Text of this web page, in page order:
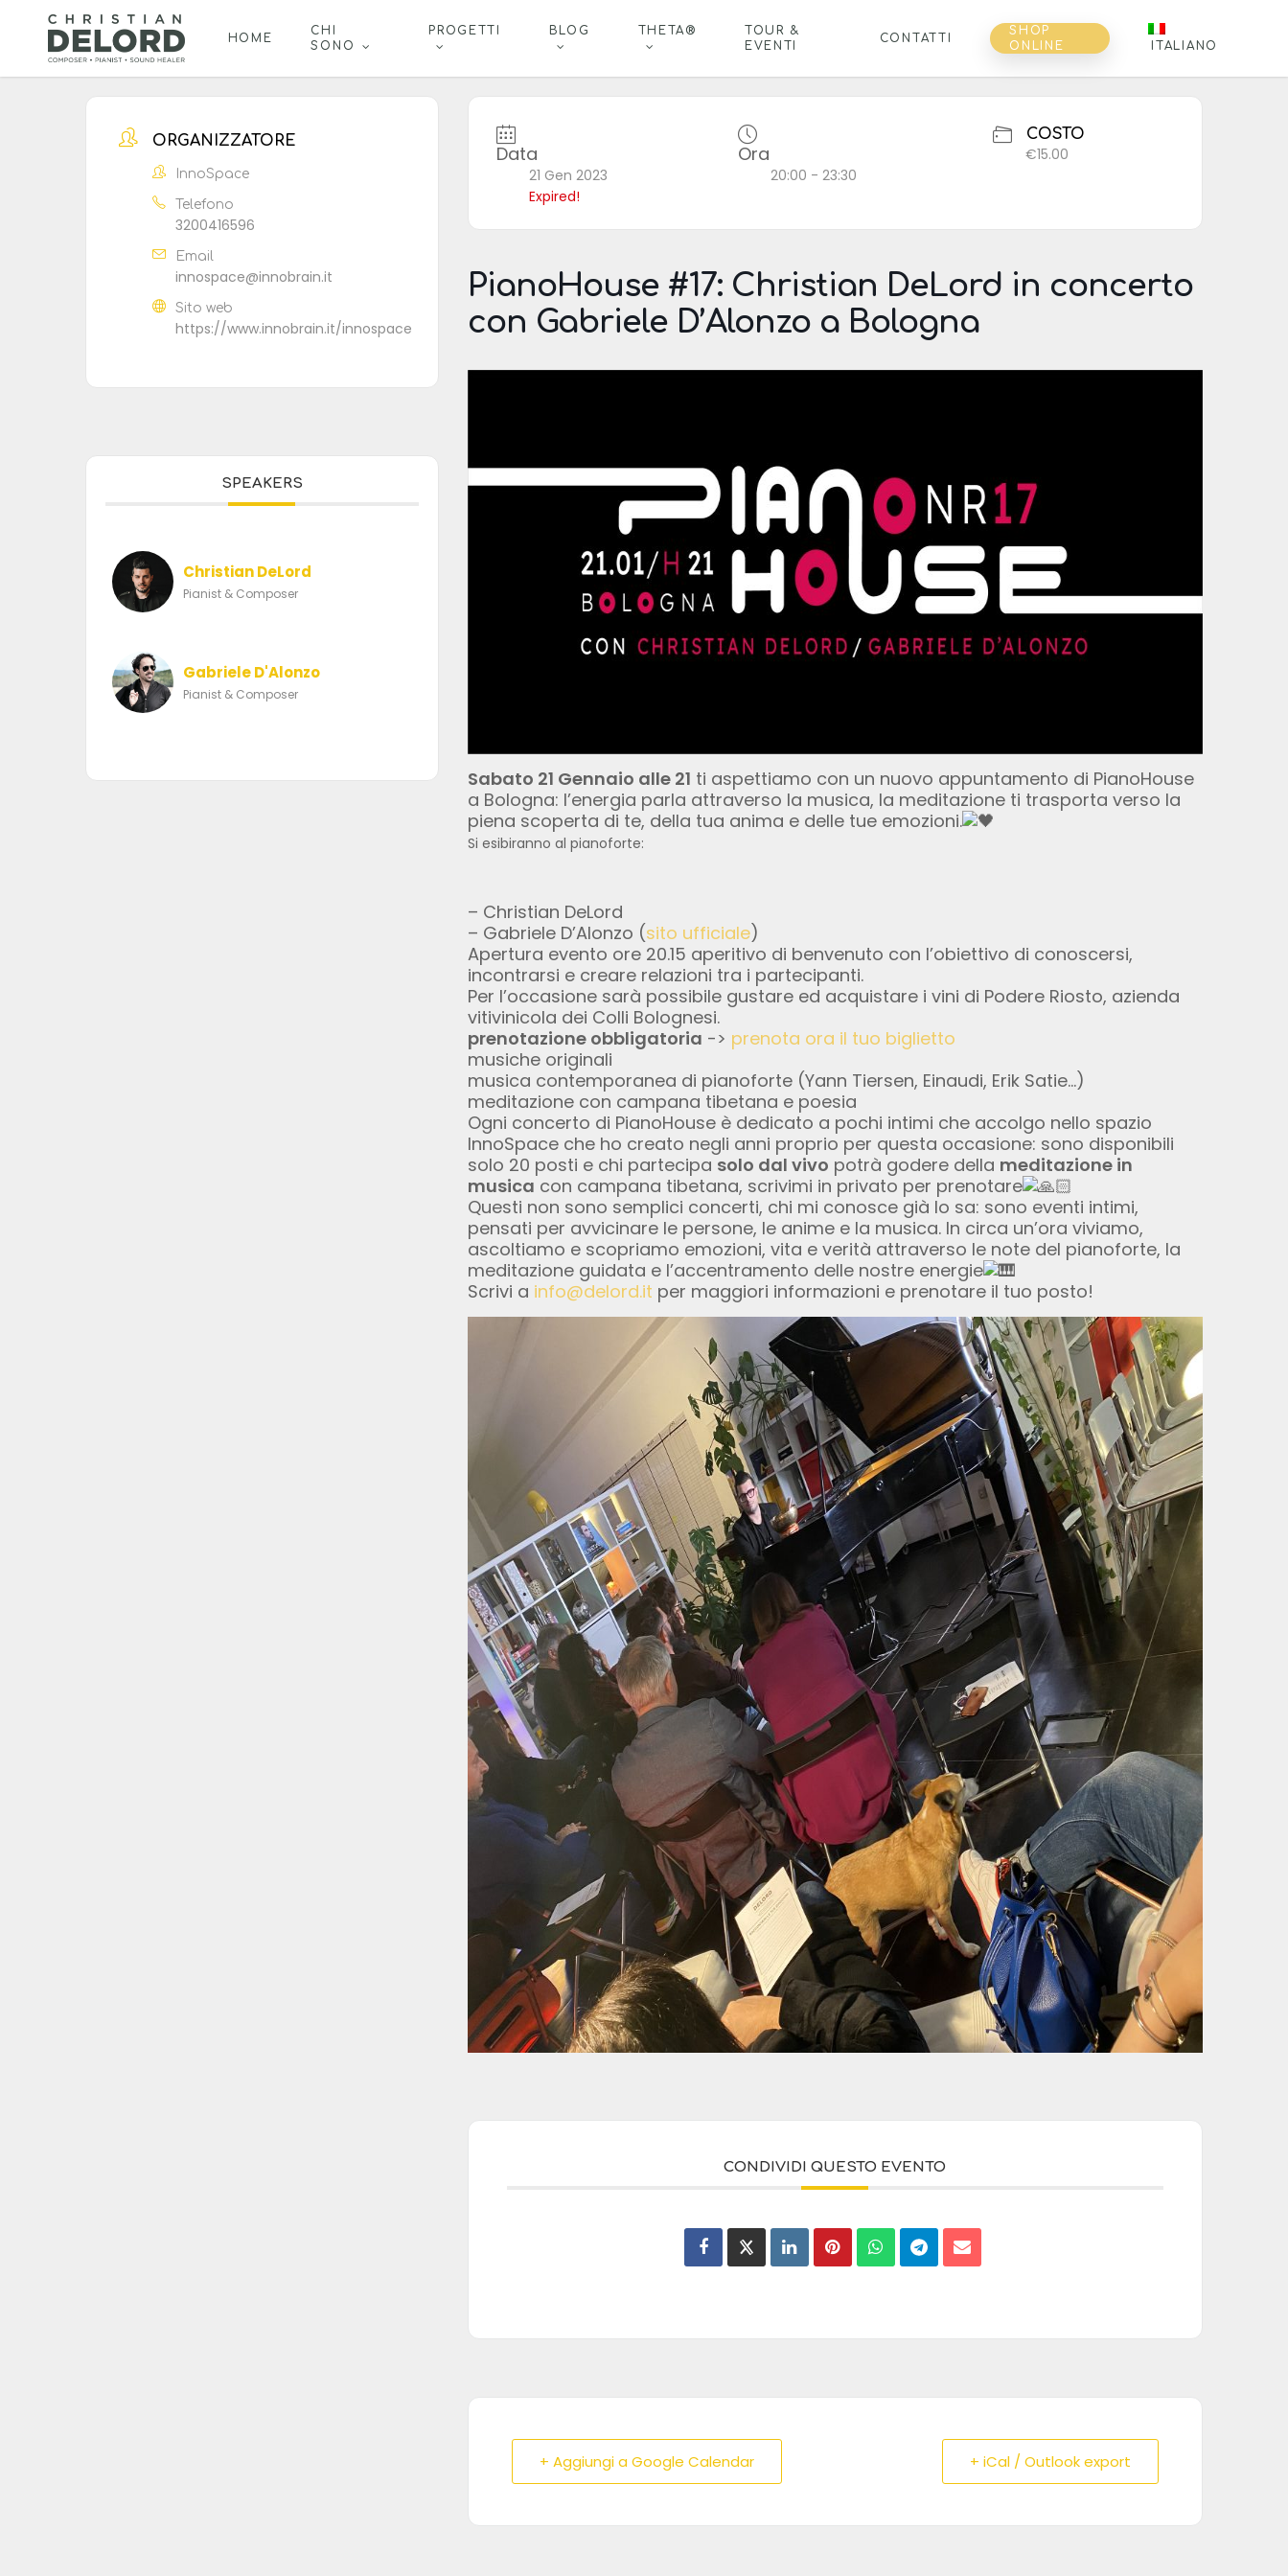
content
HOME
CHI
SONO
PROGETTI BLOG THETA®
TOUR &
EVENTI
CONTATTI
SHOP
ONLINE
ITALIANO
ORGANIZZATORE
InnoSpace
Telefono
3200416596
Email
innospace@innobrain.it
Sito web
https://www.innobrain.it/innospace
SPEAKERS
Christian DeLord
Pianist & Composer
Gabriele D'Alonzo
Pianist & Composer
Data
21 Gen 2023
Expired!
Ora
20:00 - 23:30
COSTO
€15.00
PianoHouse #17: Christian DeLord in concerto
con Gabriele D’Alonzo a Bologna
Sabato 21 Gennaio alle 21 ti aspettiamo con un nuovo appuntamento di PianoHouse
a Bologna: l’energia parla attraverso la musica, la meditazione ti trasporta verso la
piena scoperta di te, della tua anima e delle tue emozioni.
Si esibiranno al pianoforte:
– Christian DeLord
– Gabriele D’Alonzo (sito ufficiale)
Apertura evento ore 20.15 aperitivo di benvenuto con l’obiettivo di conoscersi,
incontrarsi e creare relazioni tra i partecipanti.
Per l’occasione sarà possibile gustare ed acquistare i vini di Podere Riosto, azienda
vitivinicola dei Colli Bolognesi.
prenotazione obbligatoria -> prenota ora il tuo biglietto
musiche originali
musica contemporanea di pianoforte (Yann Tiersen, Einaudi, Erik Satie…)
meditazione con campana tibetana e poesia
Ogni concerto di PianoHouse è dedicato a pochi intimi che accolgo nello spazio
InnoSpace che ho creato negli anni proprio per questa occasione: sono disponibili
solo 20 posti e chi partecipa solo dal vivo potrà godere della meditazione in
musica con campana tibetana, scrivimi in privato per prenotare
Questi non sono semplici concerti, chi mi conosce già lo sa: sono eventi intimi,
pensati per avvicinare le persone, le anime e la musica. In circa un’ora viviamo,
ascoltiamo e scopriamo emozioni, vita e verità attraverso le note del pianoforte, la
meditazione guidata e l’accentramento delle nostre energie
Scrivi a info@delord.it per maggiori informazioni e prenotare il tuo posto!
CONDIVIDI QUESTO EVENTO
+ Aggiungi a Google Calendar + iCal / Outlook export